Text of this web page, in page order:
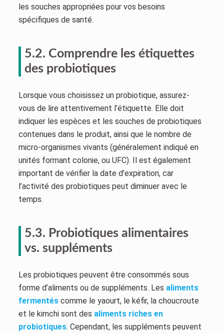
les souches appropriées pour vos besoins
spécifiques de santé.
5.2. Comprendre les étiquettes
des probiotiques
Lorsque vous choisissez un probiotique, assurez-
vous de lire attentivement l’étiquette. Elle doit
indiquer les espèces et les souches de probiotiques
contenues dans le produit, ainsi que le nombre de
micro-organismes vivants (généralement indiqué en
unités formant colonie, ou UFC). Il est également
important de vérifier la date d’expiration, car
l’activité des probiotiques peut diminuer avec le
temps.
5.3. Probiotiques alimentaires
vs. suppléments
Les probiotiques peuvent être consommés sous
forme d’aliments ou de suppléments. Les aliments
fermentéscomme le yaourt, le kéfir, la choucroute
et le kimchi sont des aliments riches en
probiotiques. Cependant, les suppléments peuvent